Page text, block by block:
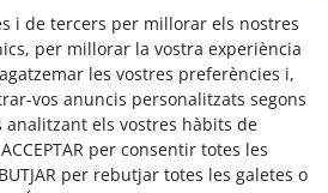
i de tercers per millorar els nostres
per millorar la vostra experiència
les vostres preferències i,
vos anuncis personalitzats segons
analitzant els vostres hàbits de
per consentir totes les
per rebutjar totes les galetes o